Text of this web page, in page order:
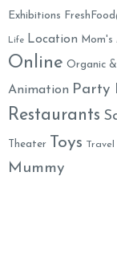
Exhibitions
Life Location Mom's
Online Organic
Animation Party
Restaurants
Theater Toys
Mummy